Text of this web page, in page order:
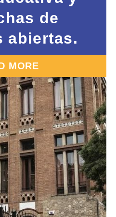
de
abiertas.
MORE